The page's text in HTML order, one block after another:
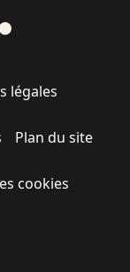
légales
Plan du site
cookies